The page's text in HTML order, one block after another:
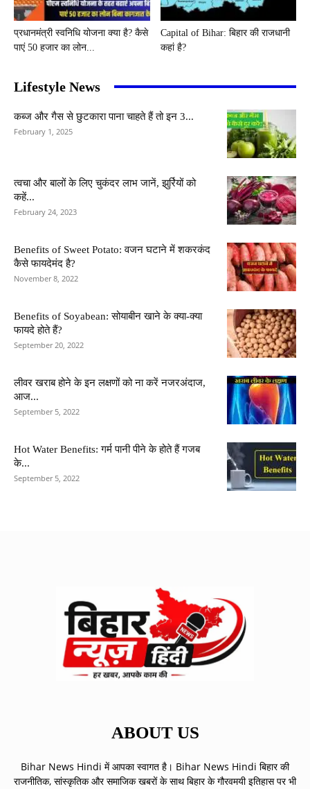
प्रधानमंत्री स्वनिधि योजना क्या है? कैसे
पाएं 50 हजार का लोन...
Capital of Bihar: बिहार की राजधानी
कहां है?
Lifestyle News
कब्ज और गैस से छुटकारा पाना चाहते हैं तो इन 3...
February 1, 2025
त्वचा और बालों के लिए चुकंदर लाभ जानें, झुर्रियों को
कहें...
February 24, 2023
Benefits of Sweet Potato: वजन घटाने में शकरकंद
कैसे फायदेमंद है?
November 8, 2022
Benefits of Soyabean: सोयाबीन खाने के क्या-क्या
फायदे होते हैं?
September 20, 2022
लीवर खराब होने के इन लक्षणों को ना करें नजरअंदाज,
आज...
September 5, 2022
Hot Water Benefits: गर्म पानी पीने के होते हैं गजब
के...
September 5, 2022
ABOUT US
Bihar News Hindi में आपका स्वागत है। Bihar News Hindi बिहार की
राजनीतिक, सांस्कृतिक और समाजिक खबरों के साथ बिहार के गौरवमयी इतिहास पर भी